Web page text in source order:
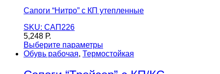
Сапоги “Нитро” с КП утепленные
SKU: САП226
5,248 Р.
Выберите параметры
Обувь рабочая, Термостойкая